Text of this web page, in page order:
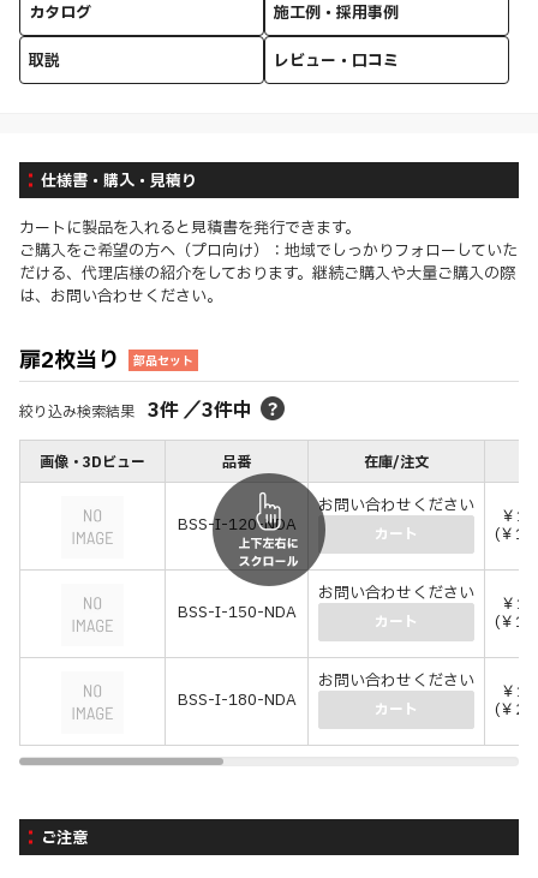
カタログ
施工例・採用事例
取説
レビュー・口コミ
仕様書・購入・見積り
カートに製品を入れると見積書を発行できます。
ご購入をご希望の方へ（プロ向け）：地域でしっかりフォローしていた
だける、代理店様の紹介をしております。継続ご購入や大量ご購入の際
は、お問い合わせください。
扉2枚当り 部品セット
絞り込み検索結果 3件／3件中
画像・3Dビュー 品番 在庫/注文
BSS-I-120-NDA
お問い合わせください
カート
￥
(￥
BSS-I-150-NDA
お問い合わせください
カート
￥
(￥
BSS-I-180-NDA
お問い合わせください
カート
￥
(￥
ご注意